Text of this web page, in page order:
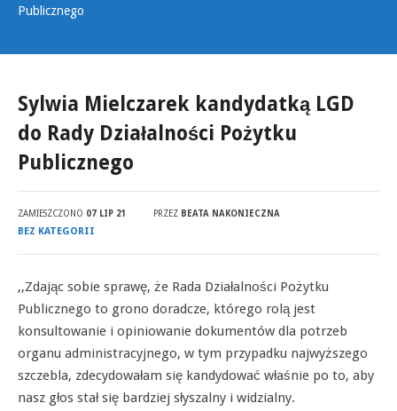
Publicznego
Sylwia Mielczarek kandydatką LGD
do Rady Działalności Pożytku
Publicznego
ZAMIESZCZONO 07 LIP 21 PRZEZ BEATA NAKONIECZNA
BEZ KATEGORII
,,Zdając sobie sprawę, że Rada Działalności Pożytku
Publicznego to grono doradcze, którego rolą jest
konsultowanie i opiniowanie dokumentów dla potrzeb
organu administracyjnego, w tym przypadku najwyższego
szczebla, zdecydowałam się kandydować właśnie po to, aby
nasz głos stał się bardziej słyszalny i widzialny.